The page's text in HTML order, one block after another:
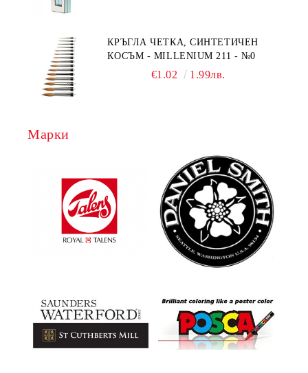
КРЪГЛА ЧЕТКА, СИНТЕТИЧЕН
КОСЪМ - MILLENIUM 211 - №0
€1.02 1.99лв.
Марки